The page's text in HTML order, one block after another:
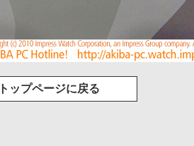
ップページに戻る